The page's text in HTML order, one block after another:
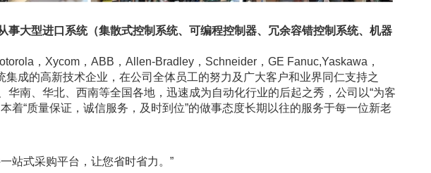
事大型进口系统（集散式控制系统、可编程控制器、冗余容错控制系统、机器
，Xycom，ABB，Allen-Bradley，Schneider，GE Fanuc,Yaskawa，
成的高新技术企业，在公司全体员工的努力及广大客户和业界同仁支持之
南、华北、西南等全国各地，迅速成为自动化行业的后起之秀，公司以“为客
着“质量保证，诚信服务，及时到位”的做事态度长期以往的服务于每一位新老
站式采购平台，让您省时省力。”